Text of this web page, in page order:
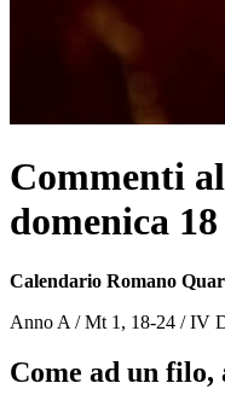
Commenti
domenica
Calendario Romano
Anno A / Mt 1, 18-24 / IV
Come ad un filo,